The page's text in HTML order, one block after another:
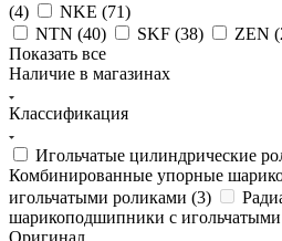
(4) NKE (71)
NTN (40) SKF (38) ZEN (
Показать все
Наличие в магазинах
Классификация
Игольчатые цилиндрические
Комбинированные упорные
игольчатыми роликами (3)
шарикоподшипники с
Оригинал